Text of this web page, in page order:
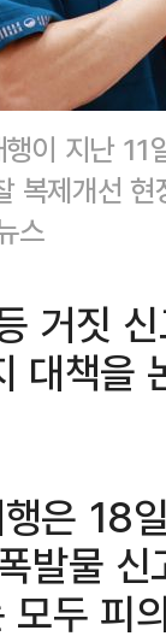
이 지난
복제개선
스
거짓
대책을
은 18
발물
두 피